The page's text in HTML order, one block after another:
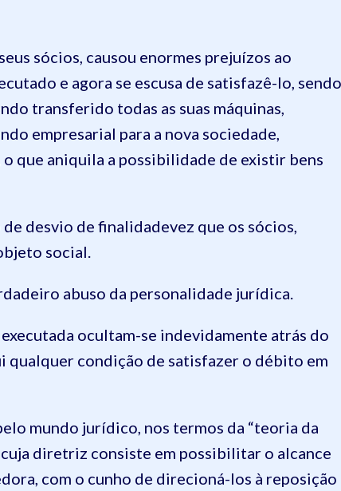
sócios, causou enormes prejuízos ao
e agora se escusa de satisfazê-lo, sendo
transferido todas as suas máquinas,
empresarial para a nova sociedade,
o que aniquila a possibilidade de existir bens
de desvio de finalidadevez que os sócios,
social.
abuso da personalidade jurídica.
ocultam-se indevidamente atrás do
qualquer condição de satisfazer o débito em
mundo jurídico, nos termos da “teoria da
diretriz consiste em possibilitar o alcance
com o cunho de direcioná-los à reposição